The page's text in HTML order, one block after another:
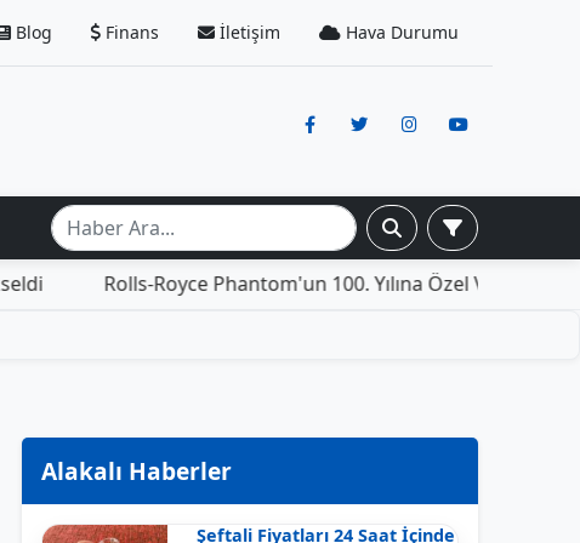
Blog Finans İletişim Hava Durumu
Rolls-Royce Phantom'un 100. Yılına Özel Versiyonu: İçinde
Alakalı Haberler
Şeftali Fiyatları 24 Saat İçinde